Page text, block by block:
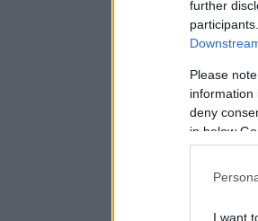
further
Please
information
deny
in below
I want